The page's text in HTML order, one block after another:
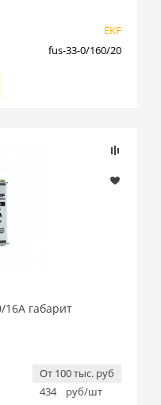
EKF
fus-33-0/160/20
16А габарит
От 100 тыс. руб
434
руб/шт